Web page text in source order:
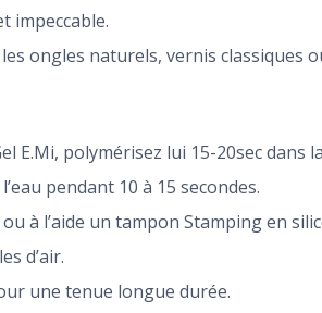
impeccable.
ongles naturels, vernis classiques
E.Mi, polymérisez lui 15-20sec dans
pendant 10 à 15 secondes.
à l’aide un tampon Stamping en
d’air.
une tenue longue durée.